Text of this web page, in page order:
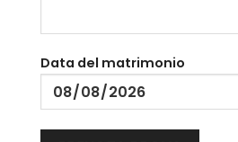
Data del matrimonio